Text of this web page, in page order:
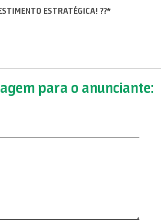
ESTRATÉGICA! ??*
para o anunciante: